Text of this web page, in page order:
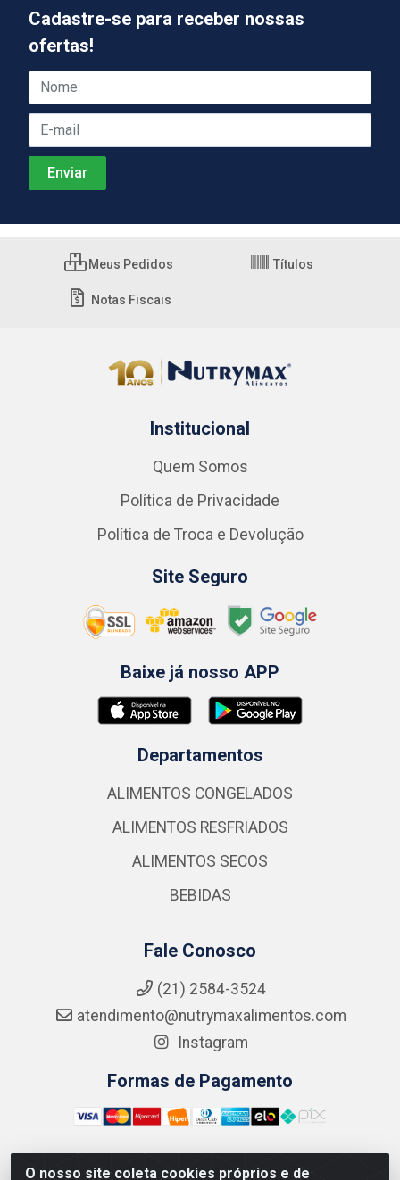
O nosso site coleta cookies próprios e de
Cadastre-se para receber nossas
ofertas!
Meus Pedidos Títulos
Notas Fiscais
Institucional
Quem Somos
Política de Privacidade
Política de Troca e Devolução
Site Seguro
Baixe já nosso APP
Departamentos
ALIMENTOS CONGELADOS
ALIMENTOS RESFRIADOS
ALIMENTOS SECOS
BEBIDAS
Fale Conosco
(21) 2584-3524
atendimento@nutrymaxalimentos.com
Instagram
Formas de Pagamento